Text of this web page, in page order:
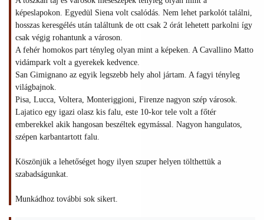
képeslapokon. Egyedül Siena volt csalódás. Nem lehet parkolót találni,
hosszas keresgélés után találtunk de ott csak 2 órát lehetett parkolni így
csak végig rohantunk a városon.
A fehér homokos part tényleg olyan mint a képeken. A Cavallino Matto
vidámpark volt a gyerekek kedvence.
San Gimignano az egyik legszebb hely ahol jártam. A fagyi tényleg
világbajnok.
Pisa, Lucca, Voltera, Monteriggioni, Firenze nagyon szép városok.
Lajatico egy igazi olasz kis falu, este 10-kor tele volt a főtér
emberekkel akik hangosan beszéltek egymással. Nagyon hangulatos,
szépen karbantartott falu.
Köszönjük a lehetőséget hogy ilyen szuper helyen tölthettük a
szabadságunkat.
Munkádhoz további sok sikert.